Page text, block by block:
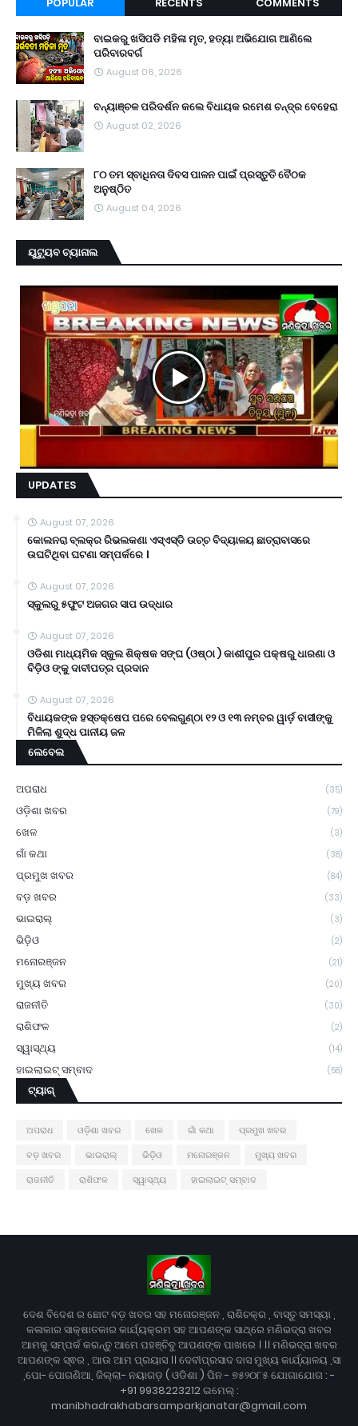
ବାଇକରୁ ଖସିପଡି ମହିଳା ମୃତ, ହତ୍ୟା ଅଭିଯୋଗ ଆଣିଲେ
ପରିବାରବର୍ଗ
August 06, 2026
ବନ୍ୟାଞ୍ଚଳ ପରିଦର୍ଶନ କଲେ ବିଧାୟକ ରମେଶ ଚନ୍ଦ୍ର ବେହେରା
August 02, 2026
୮୦ ତମ ସ୍ବାଧିନତା ଦିବସ ପାଳନ ପାଇଁ ପ୍ରସ୍ତୁତି ବୈଠକ
ଅନୁଷ୍ଠିତ
August 04, 2026
ୟୁଟ୍ୟୁବ ଚ୍ୟାନାଲ
UPDATES
August 07, 2026
କୋଲନରା ବ୍ଲକ୍‌ର ରିଭଲକଣା ଏସ୍‌ଏସ୍‌ଡି ଉଚ୍ଚ ବିଦ୍ୟାଳୟ ଛାତ୍ରାବାସରେ
ଉଘଟିଥିବା ଘଟଣା ସମ୍ପର୍କରେ ।
August 07, 2026
ସ୍କୁଲରୁ ୫ଫୁଟ ଅଜଗର ସାପ ଉଦ୍ଧାର
August 07, 2026
ଓଡିଶା ମାଧ୍ୟମିକ ସ୍କୁଲ ଶିକ୍ଷକ ସଙ୍ଘ (ଓଷ୍ଠା ) କାଶୀପୁର ପକ୍ଷରୁ ଧାରଣା ଓ
ବିଡ଼ିଓ ଙ୍କୁ ଦାବୀପତ୍ର ପ୍ରଦାନ
August 07, 2026
ବିଧାୟକଙ୍କ ହସ୍ତକ୍ଷେପ ପରେ ବେଲଗୁଣ୍ଠା ୧୨ ଓ ୧୩ ନମ୍ବର ୱାର୍ଡ଼ ବାସୀଙ୍କୁ
ମିଳିଲା ଶୁଦ୍ଧ ପାନୀୟ ଜଳ
ଲେବେଲ
ଅପରାଧ (35)
ଓଡ଼ିଶା ଖବର (79)
ଖେଳ (3)
ଗାଁ କଥା (38)
ପ୍ରମୁଖ ଖବର (84)
ବଡ଼ ଖବର (33)
ଭାଇରାଲ୍ (3)
ଭିଡ଼ିଓ (2)
ମନୋରଞ୍ଜନ (21)
ମୁଖ୍ୟ ଖବର (20)
ରାଜନୀତି (30)
ରାଶିଫଳ (2)
ସ୍ୱାସ୍ଥ୍ୟ (14)
ହାଇଲାଇଟ୍ ସମ୍ବାଦ (58)
ଟ୍ୟାଗ୍
ଅପରାଧ ଓଡ଼ିଶା ଖବର ଖେଳ ଗାଁ କଥା
ପ୍ରମୁଖ ଖବର
ବଡ଼ ଖବର
ଭାଇରାଲ୍ ଭିଡ଼ିଓ ମନୋରଞ୍ଜନ
ମୁଖ୍ୟ ଖବର
ରାଜନୀତି
ରାଶିଫଳ ସ୍ୱାସ୍ଥ୍ୟ ହାଇଲାଇଟ୍ ସମ୍ବାଦ
ଦେଶ ବିଦେଶ ର ଛୋଟ ବଡ଼ ଖବର ସହ ମନୋରଞ୍ଜନ , ରାଶିଚକ୍ର , ବାସ୍ତୁ ସମସ୍ୟା ,
କଳାକାର ସାକ୍ଷାତକାର କାର୍ଯ୍ୟକ୍ରମ ସହ ଆପଣଙ୍କ ସାଥ୍‌ରେ ମଣିଭଦ୍ରା ଖବର
ଆମକୁ ସମ୍ପର୍କ କରନ୍ତୁ ଆମେ ପହଞ୍ଚିବୁ ଆପଣଙ୍କ ପାଖରେ । ।। ମଣିଭଦ୍ରା ଖବର
ଆପଣଙ୍କ ସ୍ଵର , ଆଉ ଆମ ପ୍ରୟାସ ।। ଦେବୀପ୍ରସାଦ ଦାସ ମୁଖ୍ୟ କାର୍ଯ୍ୟାଳୟ ,ସା
,ପୋ- ପୋଗଣିଆ, ଜିଲ୍ଲା- ନୟାଗଡ଼ ( ଓଡିଶା ) ପିନ - ୭୫୨୦୮୫ ଯୋଗାଯୋଗ : -
+91 9938223212 ଇମେଲ୍ :
manibhadrakhabarsamparkjanatar@gmail.com